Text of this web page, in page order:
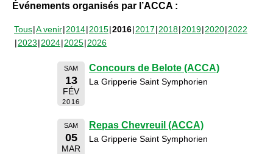
Événements organisés par l’ACCA :
Tous A venir 2014 2015 2016 2017 2018 2019 2020 2022
2023 2024 2025 2026
SAM
13
FÉV
2016
Concours de Belote (ACCA)
La Gripperie Saint Symphorien
SAM
05
MAR
Repas Chevreuil (ACCA)
La Gripperie Saint Symphorien